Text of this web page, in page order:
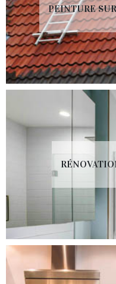
PEINTURE